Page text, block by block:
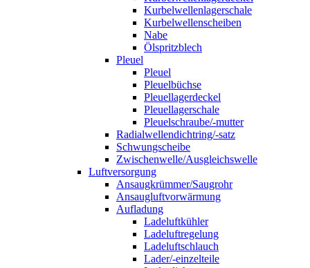
Kurbelwellenlagerschale
Kurbelwellenscheiben
Nabe
Ölspritzblech
Pleuel
Pleuel
Pleuelbüchse
Pleuellagerdeckel
Pleuellagerschale
Pleuelschraube/-mutter
Radialwellendichtring/-satz
Schwungscheibe
Zwischenwelle/Ausgleichswelle
Luftversorgung
Ansaugkrümmer/Saugrohr
Ansaugluftvorwärmung
Aufladung
Ladeluftkühler
Ladeluftregelung
Ladeluftschlauch
Lader/-einzelteile